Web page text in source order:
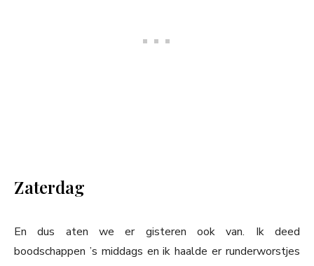
Zaterdag
En dus aten we er gisteren ook van. Ik deed
boodschappen ’s middags en ik haalde er runderworstjes